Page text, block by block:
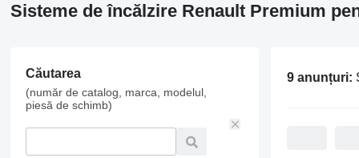
Sisteme de încălzire Renault Premium
Căutarea
(număr de catalog, marca, modelul,
piesă de schimb)
9 anunțuri: